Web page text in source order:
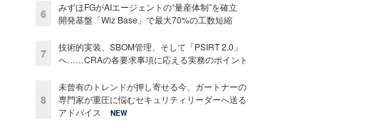
6
みずほFGがAIエージェントの“量産体制”を確立
開発基盤「Wiz Base」で最大70%の工数短縮
7
技術的実装、SBOM管理、そして「PSIRT 2.0」
へ……CRAの各要求事項に応える実務のポイント
8
未曾有のトレンドが押し寄せる今、ガートナーの
専門家が重圧に悩むセキュリティリーダーへ送る
アドバイス
NEW